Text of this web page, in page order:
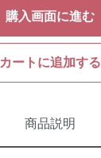
購入画面に進む
カートに追加する
商品説明